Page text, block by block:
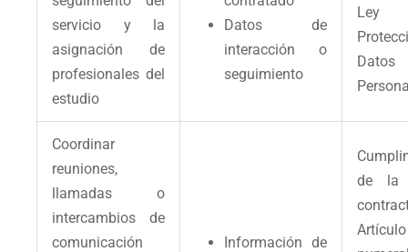
servicio y la
asignación de
profesionales del
estudio
Datos de
interacción o
seguimiento
Datos
Coordinar
reuniones,
llamadas o
intercambios de
comunicación
Información de
de la